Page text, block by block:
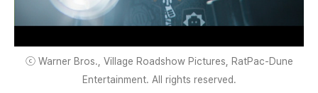
ⓒ Warner Bros., Village Roadshow Pictures, RatPac-Dune
Entertainment. All rights reserved.